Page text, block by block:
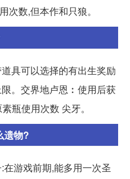
次数,但本作和只狼。
具可以选择的有出生奖励
。交界地卢恩︰使用后获
瓶使用次数 尖牙。
遗物?
游戏前期,能多用一次圣